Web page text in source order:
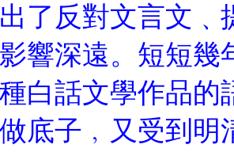
了反對文言文﹑
響深遠。短短
白話文學作品的
底子﹐又受到